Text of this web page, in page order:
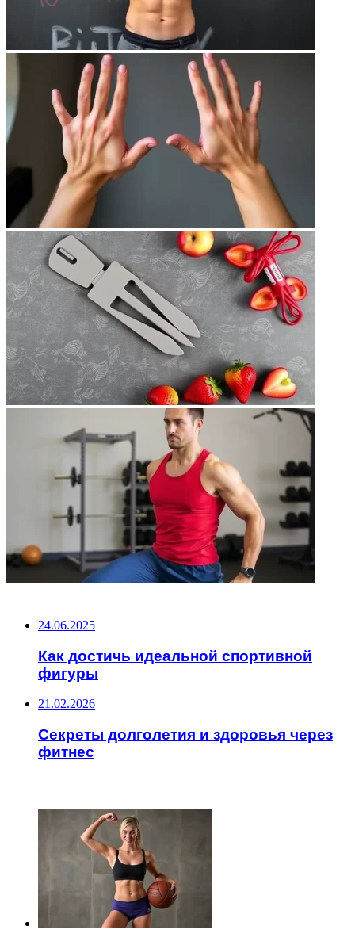
24.06.2025
Как достичь идеальной спортивной
фигуры
21.02.2026
Секреты долголетия и здоровья через
фитнес